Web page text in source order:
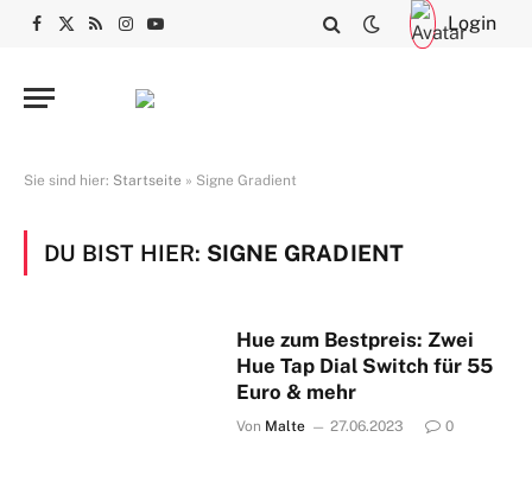
Facebook
X
RSSInstagram
YouTube Login
Sie sind hier: Startseite » Signe Gradient
DU BIST HIER: SIGNE GRADIENT
Hue zum Bestpreis: Zwei
Hue Tap Dial Switch für 55
Euro & mehr
Von Malte 27.06.2023 0